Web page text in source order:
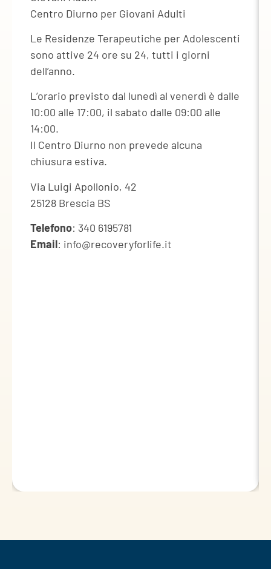
Centro Diurno per Giovani Adulti
Le Residenze Terapeutiche per Adolescenti
sono attive 24 ore su 24, tutti i giorni
dell’anno.
L’orario previsto dal lunedì al venerdì è dalle
10:00 alle 17:00, il sabato dalle 09:00 alle
14:00.
Il Centro Diurno non prevede alcuna
chiusura estiva.
Via Luigi Apollonio, 42
25128 Brescia BS
Telefono: 340 6195781
Email: info@recoveryforlife.it